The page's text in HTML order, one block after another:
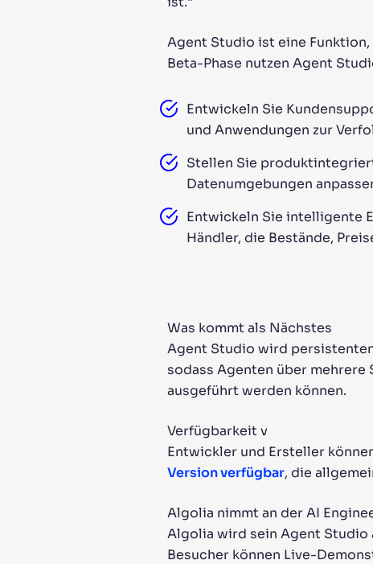
Agent Studio ist eine
Beta-Phase nutzen Agent
Entwickeln Sie
und Anwendungen zur
Stellen Sie
Datenumgebungen
Entwickeln Sie intelligente
Händler, die Bestände,
Was kommt als Nächstes
Agent Studio wird
sodass Agenten über
ausgeführt werden können.
Verfügbarkeit v
Entwickler und Ersteller
Version verfügbar, die
Algolia nimmt an der AI
Algolia wird sein Agent Studio
Besucher können Live-